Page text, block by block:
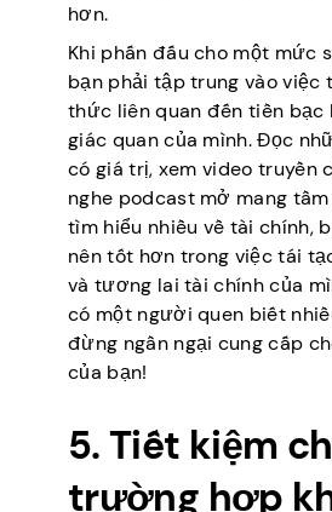
hơn.
Khi phấn đấu cho một mức
bạn phải tập trung vào việc
thức liên quan đến tiền bạc
giác quan của mình. Đọc
có giá trị, xem video truyền
nghe podcast mở mang
tìm hiểu nhiều về tài chính,
nên tốt hơn trong việc tái
và tương lai tài chính của
có một người quen biết
đừng ngần ngại cung cấp
của bạn!
5. Tiết kiệm
trường hợp